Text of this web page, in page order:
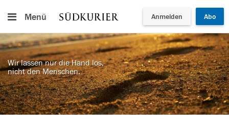
Menü Anmelden Abo
Wir lassen nur die Hand los,
nicht den Menschen.